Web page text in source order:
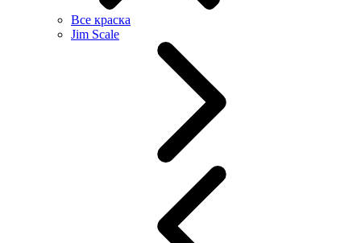
Все краска
Jim Scale